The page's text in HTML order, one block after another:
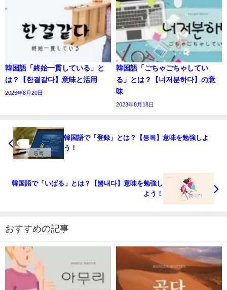
韓国語「終始一貫している」と
は？【한결같다】意味と活用
2023年8月20日
韓国語「ごちゃごちゃしてい
る」とは？【너저분하다】の意
味
2023年8月18日
韓国語で「登録」とは？【등록】意味を勉強しよ
う！
韓国語で「いばる」とは？【뽐내다】意味を勉強し
よう！
おすすめの記事